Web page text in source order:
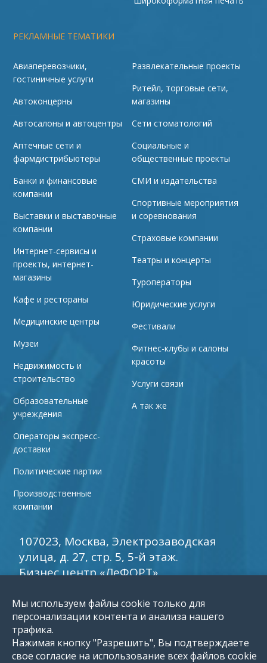
РЕКЛАМНЫЕ ТЕМАТИКИ
Авиаперевозчики,
гостиничные услуги
Автоконцерны
Автосалоны и автоцентры
Аптечные сети и
фармдистрибьютеры
Банки и финансовые
компании
Выставки и выставочные
компании
Интернет-сервисы и
проекты, интернет-
магазины
Кафе и рестораны
Медицинские центры
Музеи
Недвижимость и
строительство
Образовательные
учреждения
Операторы экспресс-
доставки
Политические партии
Производственные
компании
Развлекательные проекты
Ритейл, торговые сети,
магазины
Сети стоматологий
Социальные и
общественные проекты
СМИ и издательства
Спортивные мероприятия
и соревнования
Страховые компании
Театры и концерты
Туроператоры
Юридические услуги
Фестивали
Фитнес-клубы и салоны
красоты
Услуги связи
А так же
107023, Москва, Электрозаводская
улица, д. 27, стр. 5, 5-й этаж.
Бизнес центр «ЛеФОРТ».
E-mail:info5@reklamy.ru
обратный звонок
+7 (800) 250-36-
30
Мы используем файлы cookie только для
персонализации контента и анализа нашего
трафика.
Нажимая кнопку "Разрешить", Вы подтверждаете
свое согласие на использование всех файлов cookie